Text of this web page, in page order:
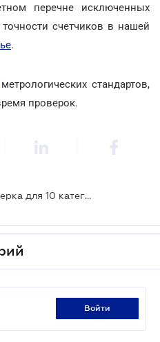
перечне исключенных
счетчиков в нашей
.
метрологических стандартов,
проверок.
Отменена обязательная поверка для 10 категорий измерительных приборов
войти